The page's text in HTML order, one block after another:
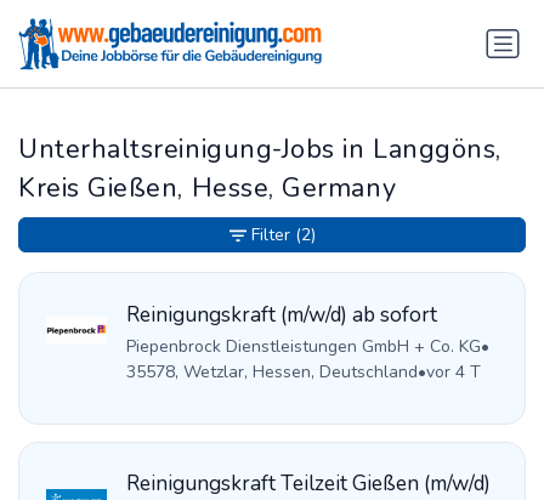
Unterhaltsreinigung-Jobs in Langgöns,
Kreis Gießen, Hesse, Germany
Reinigungskraft (m/w/d) ab sofort
Piepenbrock Dienstleistungen GmbH + Co. KG•
35578, Wetzlar, Hessen, Deutschland•vor 4 T
Reinigungskraft Teilzeit Gießen (m/w/d)
Filter (2)